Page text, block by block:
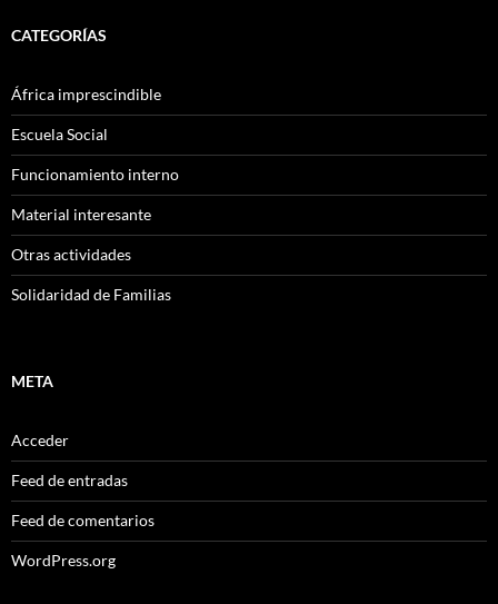
CATEGORÍAS
África imprescindible
Escuela Social
Funcionamiento interno
Material interesante
Otras actividades
Solidaridad de Familias
META
Acceder
Feed de entradas
Feed de comentarios
WordPress.org